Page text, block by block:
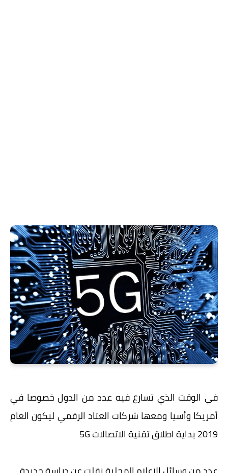
في الوقت الذي تسارع فيه عدد من الدول خصوصا في
أمريكا وأسيا ومعها شركات العتاد الرقمي ليكون العام
2019 بداية اطلاق تقنية الاتصالات 5G